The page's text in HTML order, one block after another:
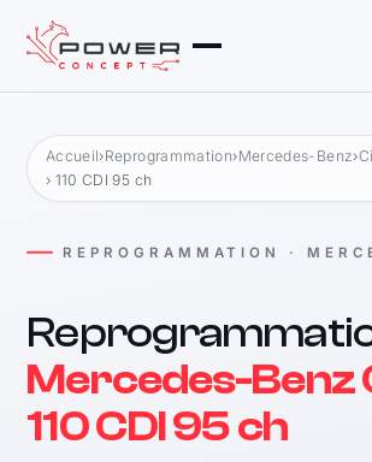
Accueil›Reprogrammation›Mercedes-Benz›
› 110 CDI 95 ch
REPROGRAMMATION ·
Mercedes-Benz
110 CDI 95 ch